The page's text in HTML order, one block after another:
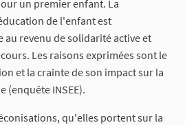
un premier enfant. La
de l'enfant est
revenu de solidarité active et
Les raisons exprimées sont le
et la crainte de son impact sur la
(enquête INSEE).
qu'elles portent sur la